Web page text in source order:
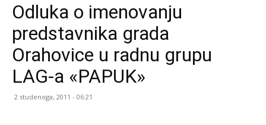
stranice
Grada
Odluka o imenovanju
predstavnika grada
Orahovice u radnu grupu
LAG-a «PAPUK»
2 studenoga, 2011 - 06:21